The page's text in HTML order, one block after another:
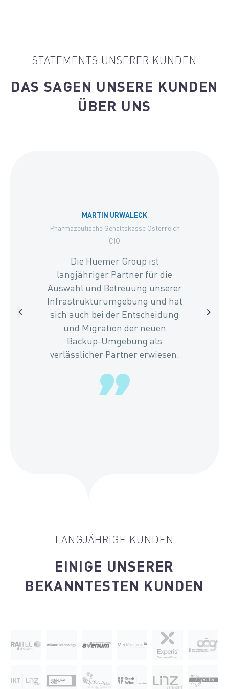
STATEMENTS UNSERER KUNDEN
DAS SAGEN UNSERE KUNDEN
ÜBER UNS
MARTIN URWALECK
Pharmazeutische Gehaltskasse Österreich
CIO
Die Huemer Group ist
langjähriger Partner für die
Auswahl und Betreuung unserer
Infrastrukturumgebung und hat
sich auch bei der Entscheidung
und Migration der neuen
Backup-Umgebung als
verlässlicher Partner erwiesen.
LANGJÄHRIGE KUNDEN
EINIGE UNSERER
BEKANNTESTEN KUNDEN